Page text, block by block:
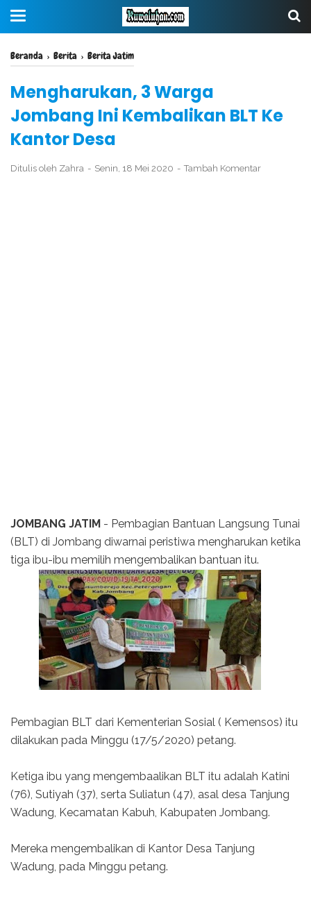
Beranda › Berita › Berita Jatim
Mengharukan, 3 Warga
Jombang Ini Kembalikan BLT Ke
Kantor Desa
Ditulis oleh Zahra Senin, 18 Mei 2020 Tambah Komentar
JOMBANG JATIM - Pembagian Bantuan Langsung Tunai
(BLT) di Jombang diwarnai peristiwa mengharukan ketika
tiga ibu-ibu memilih mengembalikan bantuan itu.
Pembagian BLT dari Kementerian Sosial ( Kemensos) itu
dilakukan pada Minggu (17/5/2020) petang.
Ketiga ibu yang mengembaalikan BLT itu adalah Katini
(76), Sutiyah (37), serta Suliatun (47), asal desa Tanjung
Wadung, Kecamatan Kabuh, Kabupaten Jombang.
Mereka mengembalikan di Kantor Desa Tanjung
Wadung, pada Minggu petang.